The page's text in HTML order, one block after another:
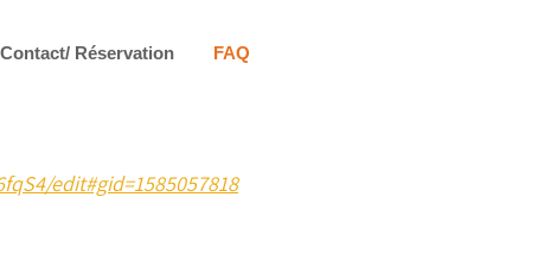
Contact/ Réservation FAQ
edit#gid=1585057818